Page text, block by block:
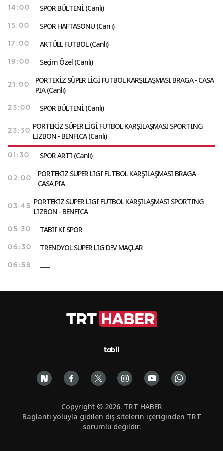
14:00 SPOR BÜLTENİ (Canlı)
15:00 SPOR HAFTASONU (Canlı)
17:00 AKTÜEL FUTBOL (Canlı)
19:00 Seçim Özel (Canlı)
21:00
PORTEKİZ SÜPER LİGİ FUTBOL KARŞILAŞMASI BRAGA - CASA
PIA (Canlı)
23:00 SPOR BÜLTENİ (Canlı)
23:30
PORTEKİZ SÜPER LİGİ FUTBOL KARŞILAŞMASI SPORTING
LIZBON - BENFICA (Canlı)
01:30 SPOR ARTI (Canlı)
02:00
PORTEKİZ SÜPER LİGİ FUTBOL KARŞILAŞMASI BRAGA -
CASA PIA
03:45
PORTEKİZ SÜPER LİGİ FUTBOL KARŞILAŞMASI SPORTING
LIZBON - BENFICA
05:30 TABİİ Kİ SPOR
06:30 TRENDYOL SÜPER LİG DEV MAÇLAR
06:58 ..........
tabii
Copyright © 2026. TRT HABER
Bağlantı yoluyla gidilen dış sitelerin içeriğinden TRT
sorumlu değildir.